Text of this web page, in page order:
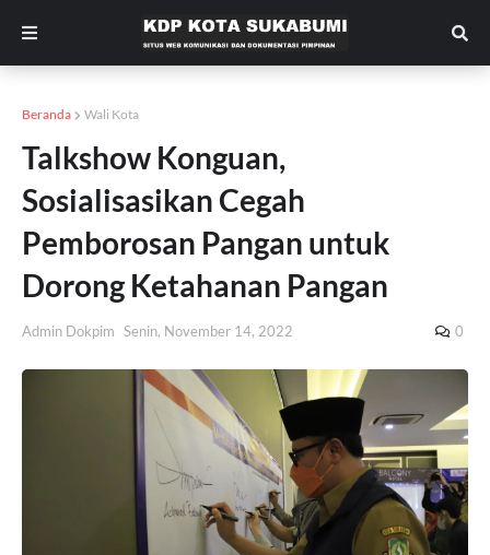
Beranda Wali Kota
Talkshow Konguan,
Sosialisasikan Cegah
Pemborosan Pangan untuk
Dorong Ketahanan Pangan
Admin Dokpim Senin, November 14, 2022 0